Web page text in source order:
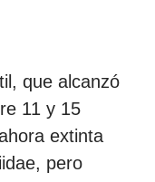
que alcanzó
11 y 15
extinta
pero